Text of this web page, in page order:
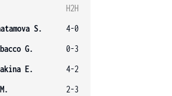
H2H
S.
4-0
G.
0-3
E.
4-2
2-3